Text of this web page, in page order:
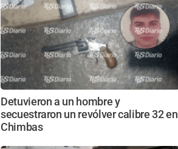
Detuvieron a un hombre y
secuestraron un revólver calibre 32 en
Chimbas